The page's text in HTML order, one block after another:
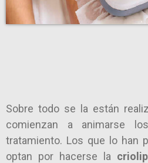
Sobre todo se la están
comienzan a animarse
tratamiento. Los que lo han
optan por hacerse la